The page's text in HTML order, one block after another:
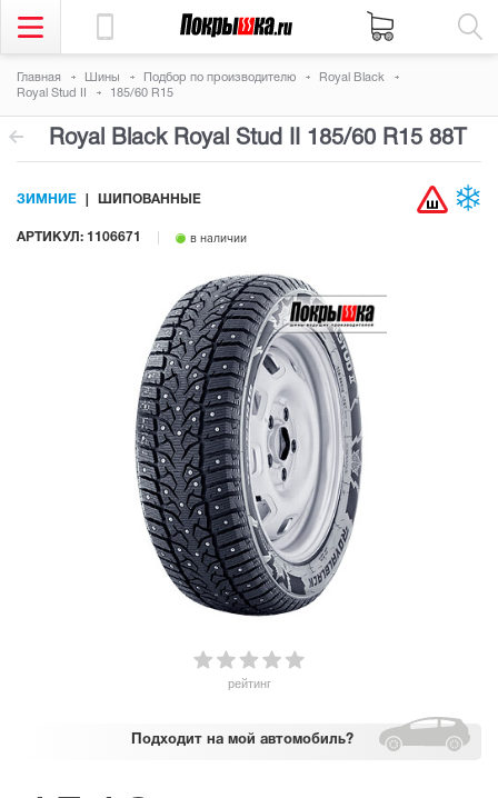
Главная Шины Подбор по производителю
Royal Black
Royal Stud II
185/60 R15
Royal Black Royal Stud II 185/60 R15 88T
рейтинг
АРТИКУЛ: 1106671 в наличии
ЗИМНИЕ ШИПОВАННЫЕ
Подходит на мой автомобиль?